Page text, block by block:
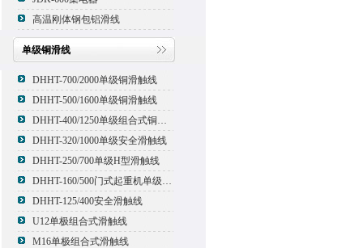
高温刚体钢包铝滑线
单级铜滑线
DHHT-700/2000单级铜滑触线
DHHT-500/1600单级铜滑触线
DHHT-400/1250单级组合式铜滑线,滑触线
DHHT-320/1000单级安全滑触线
DHHT-250/700单级H型滑触线
DHHT-160/500门式起重机单级组合式滑触线
DHHT-125/400安全滑触线
U12单极组合式滑触线
M16单极组合式滑触线